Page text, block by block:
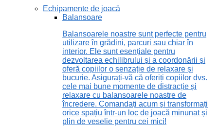
Echipamente de joacă
Balansoare
Balansoarele noastre sunt perfecte pentru
utilizare în grădini, parcuri sau chiar în
interior. Ele sunt esențiale pentru
dezvoltarea echilibrului și a coordonării și
oferă copiilor o senzație de relaxare și
bucurie. Asigurați-vă că oferiți copiilor dvs.
cele mai bune momente de distracție și
relaxare cu balansoarele noastre de
încredere. Comandați acum și transformați
orice spațiu într-un loc de joacă minunat și
plin de veselie pentru cei mici!